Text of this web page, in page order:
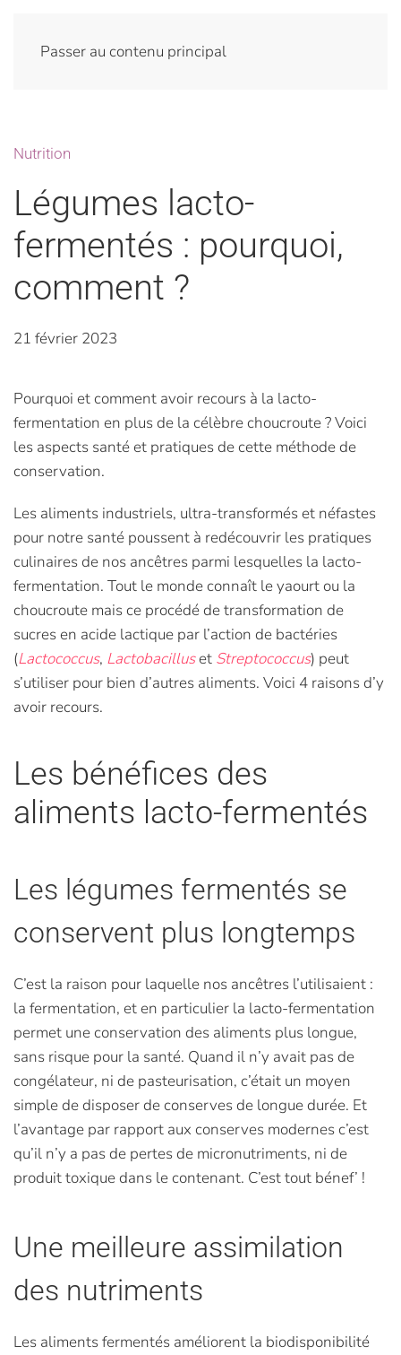
Passer au contenu principal
Nutrition
Légumes lacto-
fermentés : pourquoi,
comment ?
21 février 2023
Pourquoi et comment avoir recours à la lacto-
fermentation en plus de la célèbre choucroute ? Voici
les aspects santé et pratiques de cette méthode de
conservation.
Les aliments industriels, ultra-transformés et néfastes
pour notre santé poussent à redécouvrir les pratiques
culinaires de nos ancêtres parmi lesquelles la lacto-
fermentation. Tout le monde connaît le yaourt ou la
choucroute mais ce procédé de transformation de
sucres en acide lactique par l’action de bactéries
(Lactococcus, Lactobacilluset Streptococcus) peut
s’utiliser pour bien d’autres aliments. Voici 4 raisons d’y
avoir recours.
Les bénéfices des
aliments lacto-fermentés
Les légumes fermentés se
conservent plus longtemps
C’est la raison pour laquelle nos ancêtres l’utilisaient :
la fermentation, et en particulier la lacto-fermentation
permet une conservation des aliments plus longue,
sans risque pour la santé. Quand il n’y avait pas de
congélateur, ni de pasteurisation, c’était un moyen
simple de disposer de conserves de longue durée. Et
l’avantage par rapport aux conserves modernes c’est
qu’il n’y a pas de pertes de micronutriments, ni de
produit toxique dans le contenant. C’est tout bénef’ !
Une meilleure assimilation
des nutriments
Les aliments fermentés améliorent la biodisponibilité